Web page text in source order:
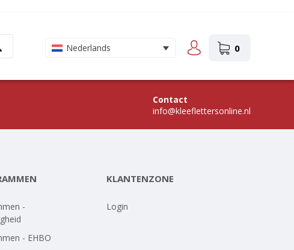
Nederlands 0
Contact
info@kleeflettersonline.nl
-
- EHBO
KLANTENZONE
Login